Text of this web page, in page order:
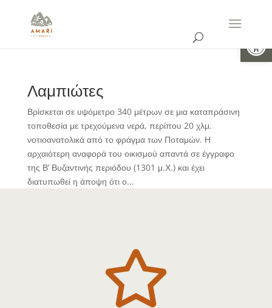
Λαμπιώτες
Βρίσκεται σε υψόμετρο 340 μέτρων σε μια καταπράσινη
τοποθεσία με τρεχούμενα νερά, περίπου 20 χλμ.
νοτιοανατολικά από το φράγμα των Ποταμών. Η
αρχαιότερη αναφορά του οικισμού απαντά σε έγγραφο
της Β’ Βυζαντινής περιόδου (1301 μ.Χ.) και έχει
διατυπωθεί η άποψη ότι ο...
